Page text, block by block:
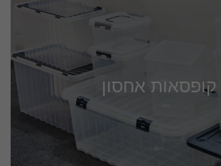
קופסאות אחסון